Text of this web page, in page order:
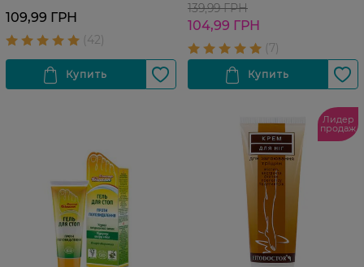
109,99 ГРН
139,99 ГРН
104,99 ГРН
Лидер
продаж